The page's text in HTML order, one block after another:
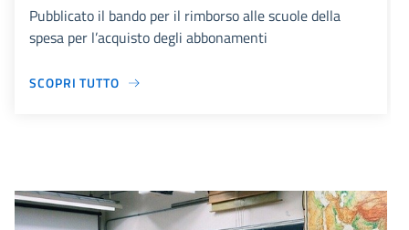
Pubblicato il bando per il rimborso alle scuole della
spesa per l’acquisto degli abbonamenti
SCOPRI TUTTO